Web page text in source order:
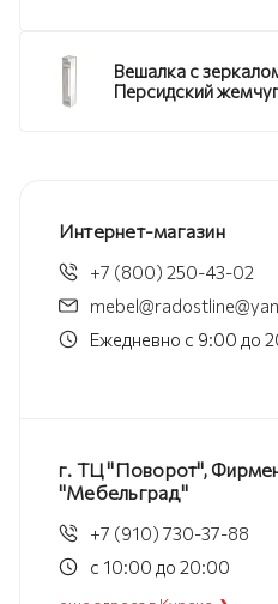
Вешалка с
Персидский жемчуг
Интернет-магазин
+7 (800) 250-43-02
Ежедневно с 9:00 до
г. ТЦ "Поворот",
"Мебельград"
+7 (910) 730-37-88
с 10:00 до 20:00